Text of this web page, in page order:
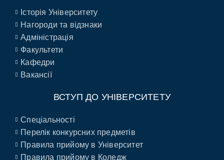
Історія Університету
Нагороди та відзнаки
Адміністрація
Факультети
Кафедри
Вакансії
ВСТУП ДО УНІВЕРСИТЕТУ
Спеціальності
Перелік конкурсних предметів
Правила прийому в Університет
Правила прийому в Коледж